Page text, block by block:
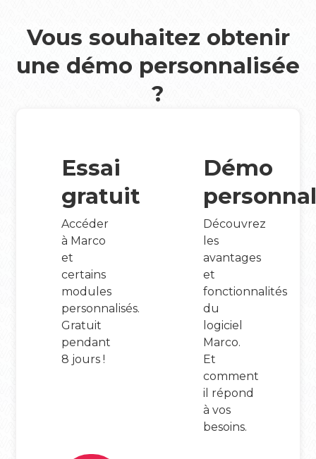
Vous souhaitez obtenir
une démo personnalisée
?
Essai
gratuit
Accéder
à Marco
et
certains
modules
personnalisés.
Gratuit
pendant
8 jours !
Démo
Découvrez
les
avantages
et
fonctionnalités
du
logiciel
Marco.
Et
comment
il répond
à vos
besoins.